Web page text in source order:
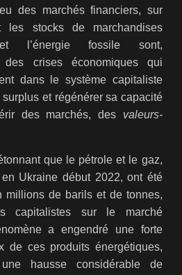
des marchés financiers, sur
les stocks de marchandises
l’énergie fossile sont,
des crises économiques qui
dans le système capitaliste
et régénérer sa capacité
des marchés, des valeurs-
que le pétrole et le gaz,
Ukraine début 2022, ont été
millions de barils et de tonnes,
capitalistes sur le marché
a engendré une forte
de ces produits énergétiques,
hausse considérable de